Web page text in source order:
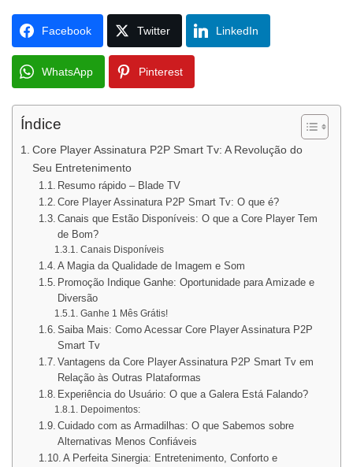
Facebook Twitter LinkedIn
WhatsApp Pinterest
Índice
Core Player Assinatura P2P Smart Tv: A Revolução do
Seu Entretenimento
Resumo rápido – Blade TV
Core Player Assinatura P2P Smart Tv: O que é?
Canais que Estão Disponíveis: O que a Core Player Tem
de Bom?
Canais Disponíveis
A Magia da Qualidade de Imagem e Som
Promoção Indique Ganhe: Oportunidade para Amizade e
Diversão
Ganhe 1 Mês Grátis!
Saiba Mais: Como Acessar Core Player Assinatura P2P
Smart Tv
Vantagens da Core Player Assinatura P2P Smart Tv em
Relação às Outras Plataformas
Experiência do Usuário: O que a Galera Está Falando?
Depoimentos:
Cuidado com as Armadilhas: O que Sabemos sobre
Alternativas Menos Confiáveis
A Perfeita Sinergia: Entretenimento, Conforto e